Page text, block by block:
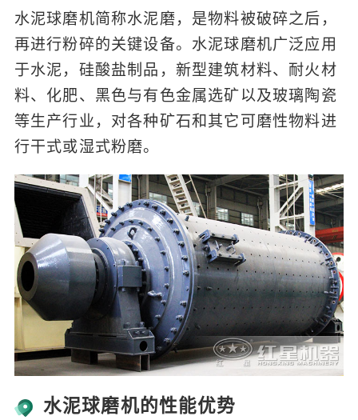
水泥球磨机简称水泥磨，是物料被破碎之后，
再进行粉碎的关键设备。水泥球磨机广泛应用
于水泥，硅酸盐制品，新型建筑材料、耐火材
料、化肥、黑色与有色金属选矿以及玻璃陶瓷
等生产行业，对各种矿石和其它可磨性物料进
行干式或湿式粉磨。
水泥球磨机的性能优势